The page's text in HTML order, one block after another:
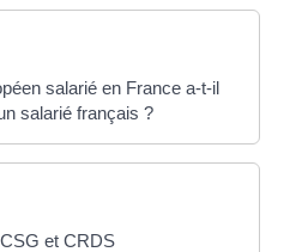
salarié en France a-t-il
salarié français ?
et CRDS